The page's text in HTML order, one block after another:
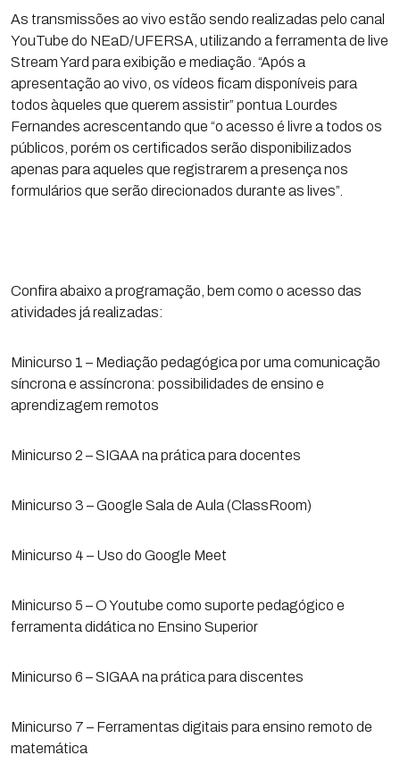
As transmissões ao vivo estão sendo realizadas pelo canal
YouTube do NEaD/UFERSA, utilizando a ferramenta de live
Stream Yard para exibição e mediação. “Após a
apresentação ao vivo, os vídeos ficam disponíveis para
todos àqueles que querem assistir” pontua Lourdes
Fernandes acrescentando que “o acesso é livre a todos os
públicos, porém os certificados serão disponibilizados
apenas para aqueles que registrarem a presença nos
formulários que serão direcionados durante as lives”.
Confira abaixo a programação, bem como o acesso das
atividades já realizadas:
Minicurso 1 – Mediação pedagógica por uma comunicação
síncrona e assíncrona: possibilidades de ensino e
aprendizagem remotos
Minicurso 2 – SIGAA na prática para docentes
Minicurso 3 – Google Sala de Aula (ClassRoom)
Minicurso 4 – Uso do Google Meet
Minicurso 5 – O Youtube como suporte pedagógico e
ferramenta didática no Ensino Superior
Minicurso 6 – SIGAA na prática para discentes
Minicurso 7 – Ferramentas digitais para ensino remoto de
matemática